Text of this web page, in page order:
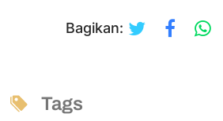
Bagikan:
Tags